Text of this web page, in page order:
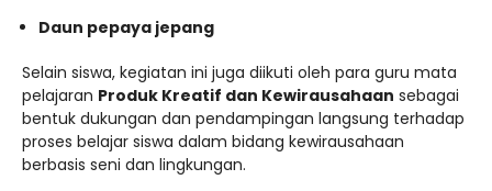
Daun pepaya jepang
Selain siswa, kegiatan ini juga diikuti oleh para guru mata
pelajaran Produk Kreatif dan Kewirausahaan sebagai
bentuk dukungan dan pendampingan langsung terhadap
proses belajar siswa dalam bidang kewirausahaan
berbasis seni dan lingkungan.